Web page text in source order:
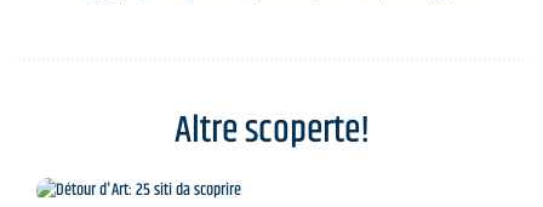
Altre scoperte!